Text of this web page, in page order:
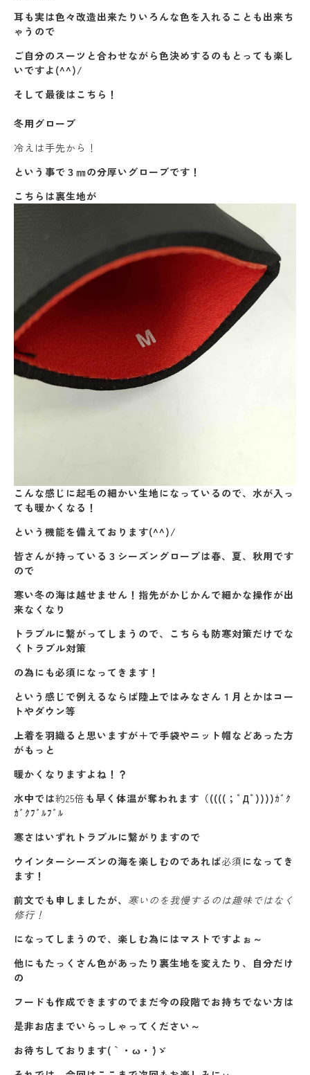
耳も実は色々改造出来たりいろんな色を入れることも出来ち
ゃうので
ご自分のスーツと合わせながら色決めするのもとっても楽し
いですよ(^^)/
そして最後はこちら！
冬用グローブ
冷えは手先から！
という事で３㎜の分厚いグローブです！
こちらは裏生地が
こんな感じに起毛の細かい生地になっているので、水が入っ
ても暖かくなる！
という機能を備えております(^^)/
皆さんが持っている３シーズングローブは春、夏、秋用です
ので
寒い冬の海は越せません！指先がかじかんで細かな操作が出
来なくなり
トラブルに繋がってしまうので、こちらも防寒対策だけでな
くトラブル対策
の為にも必須になってきます！
という感じで例えるならば陸上ではみなさん１月とかはコー
トやダウン等
上着を羽織ると思いますが＋で手袋やニット帽などあった方
がもっと
暖かくなりますよね！？
水中では約25倍 も早く体温が奪われます（((((；ﾟДﾟ))))ｶﾞｸ
ｶﾞｸﾌﾞﾙﾌﾞﾙ
寒さはいずれトラブルに繋がりますので
ウインターシーズンの海を楽しむのであれば必須 になってき
ます！
前文でも申しましたが、 寒いのを我慢するのは趣味ではなく
修行！
になってしまうので、楽しむ為にはマストですよぉ～
他にもたっくさん色があったり裏生地を変えたり、自分だけ
の
フードも作成できますのでまだ今の段階でお持ちでない方は
是非お店までいらっしゃってください～
お待ちしております(｀・ω・´)ゞ